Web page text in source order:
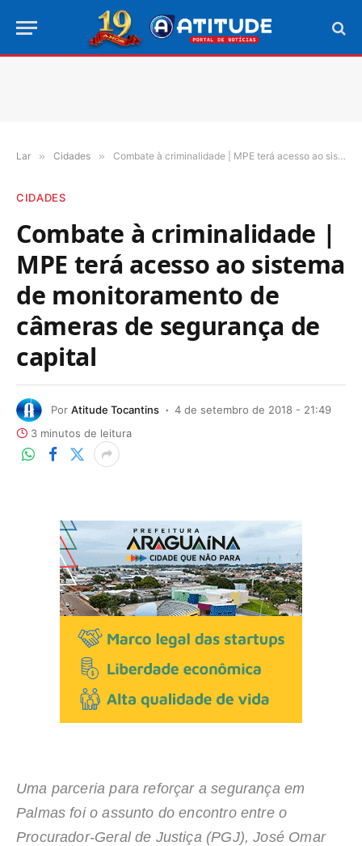
Lar » Cidades » Combate à criminalidade | MPE terá acesso ao sistema de monitoramento de câmeras de segurança de capital
CIDADES
Combate à criminalidade |
MPE terá acesso ao sistema
de monitoramento de
câmeras de segurança de
capital
Por Atitude Tocantins
4 de setembro de 2018 - 21:49
3 minutos de leitura
Uma parceria para reforçar a segurança em
Palmas foi o assunto do encontro entre o
Procurador-Geral de Justiça (PGJ), José Omar